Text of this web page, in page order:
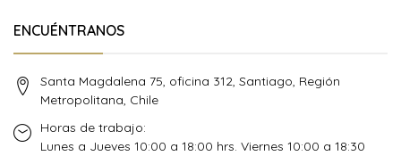
ENCUÉNTRANOS
Santa Magdalena 75, oficina 312, Santiago, Región
Metropolitana, Chile
Horas de trabajo:
Lunes a Jueves 10:00 a 18:00 hrs. Viernes 10:00 a 18:30